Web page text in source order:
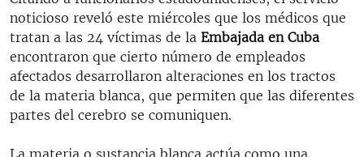
noticioso reveló este miércoles que los médicos que
tratan a las 24 víctimas de la Embajada en Cuba
encontraron que cierto número de empleados
afectados desarrollaron alteraciones en los tractos
de la materia blanca, que permiten que las diferentes
partes del cerebro se comuniquen.